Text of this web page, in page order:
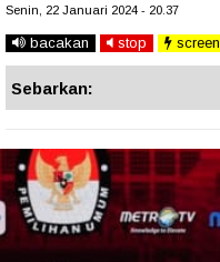
Senin, 22 Januari 2024 - 20.37
bacakan stop screen
Sebarkan: